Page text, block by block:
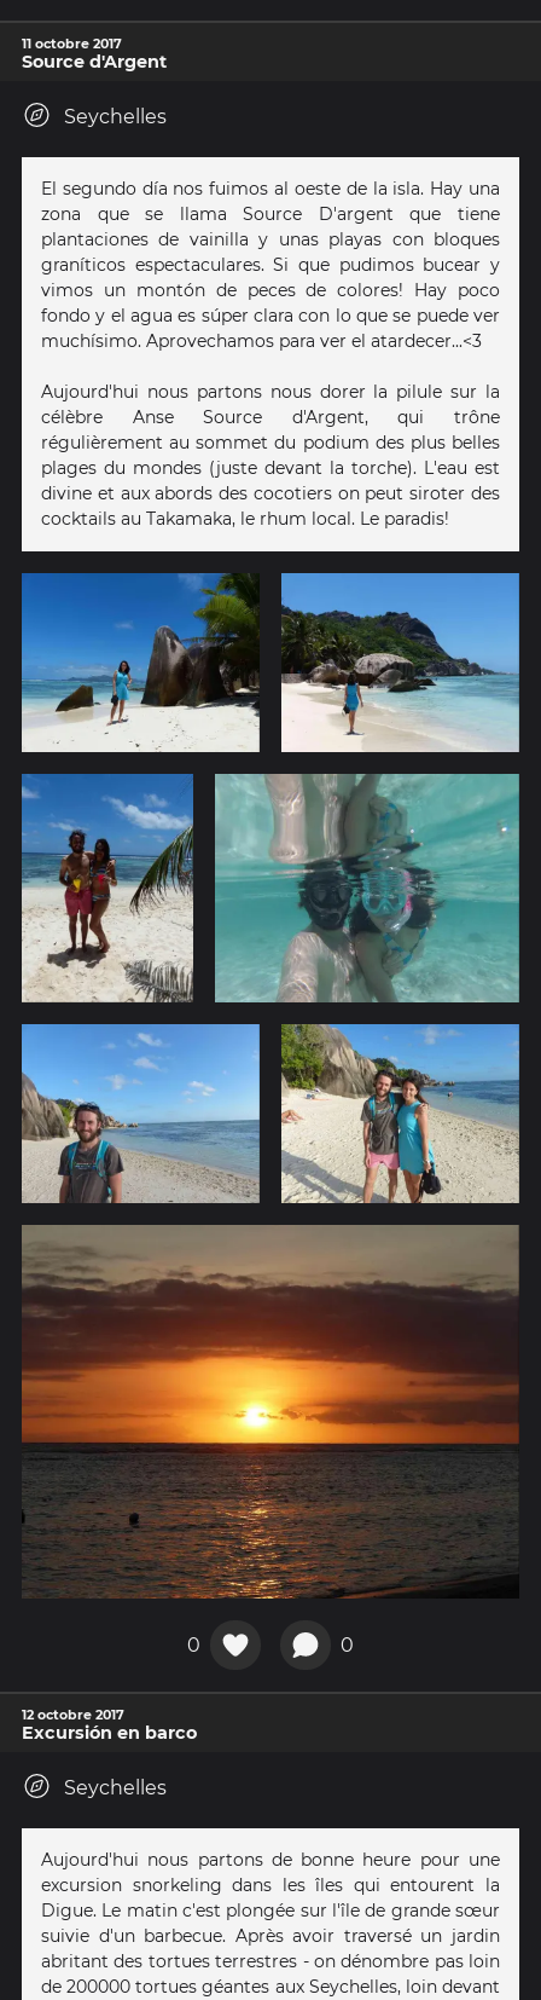
11 octobre 2017
Source d'Argent
Seychelles
El segundo día nos fuimos al oeste de la isla. Hay una
zona que se llama Source D'argent que tiene
plantaciones de vainilla y unas playas con bloques
graníticos espectaculares. Si que pudimos bucear y
vimos un montón de peces de colores! Hay poco
fondo y el agua es súper clara con lo que se puede ver
muchísimo. Aprovechamos para ver el atardecer...<3
Aujourd'hui nous partons nous dorer la pilule sur la
célèbre Anse Source d'Argent, qui trône
régulièrement au sommet du podium des plus belles
plages du mondes (juste devant la torche). L'eau est
divine et aux abords des cocotiers on peut siroter des
cocktails au Takamaka, le rhum local. Le paradis!
0 0
12 octobre 2017
Excursión en barco
Seychelles
Aujourd'hui nous partons de bonne heure pour une
excursion snorkeling dans les îles qui entourent la
Digue. Le matin c'est plongée sur l'île de grande sœur
suivie d'un barbecue. Après avoir traversé un jardin
abritant des tortues terrestres - on dénombre pas loin
de 200000 tortues géantes aux Seychelles, loin devant